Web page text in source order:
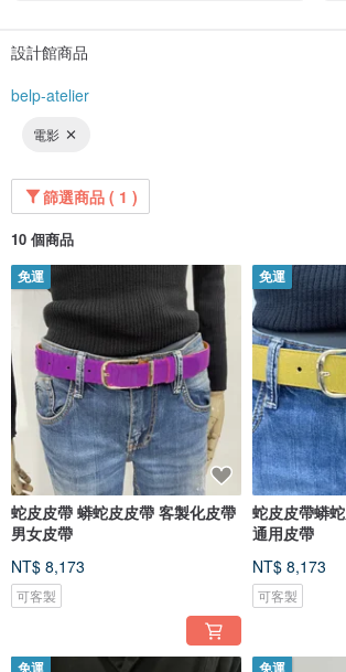
是配件；它們是精緻的體現，也是您獨特個性的體現。
印尼最好的皮革：
我們選擇了來自印尼的最好的皮革，以其優質的品質和精
BeLP 邀請您擁抱奢華生活，讓您的風格成為您個性的延
奢侈人士，因為你的生活就是你的風格！
探索我們的系列並透過 BeLP Exotic Leather Goods
真摯地，
BeLP團隊
設計館商品
belp-atelier
電影
篩選商品 ( 1 )
10 個商品
免運
蛇皮皮帶 蟒蛇皮皮帶 客製化皮帶
男女皮帶
NT$ 8,173
可客製
免運
蛇皮皮帶蟒
通用皮帶
NT$ 8,173
可客製